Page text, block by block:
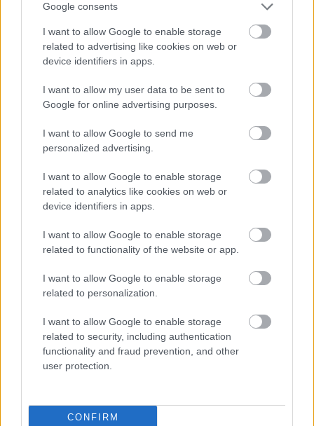
Google consents
I want to allow Google to enable storage
related to advertising like cookies on web or
device identifiers in apps.
I want to allow my user data to be sent to
Google for online advertising purposes.
I want to allow Google to send me
personalized advertising.
I want to allow Google to enable storage
related to analytics like cookies on web or
device identifiers in apps.
I want to allow Google to enable storage
related to functionality of the website or app.
I want to allow Google to enable storage
related to personalization.
I want to allow Google to enable storage
related to security, including authentication
functionality and fraud prevention, and other
user protection.
CONFIRM